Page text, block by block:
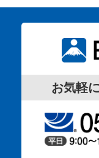
お気軽